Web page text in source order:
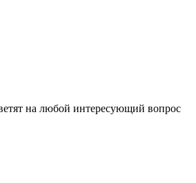
на любой интересующий вопрос